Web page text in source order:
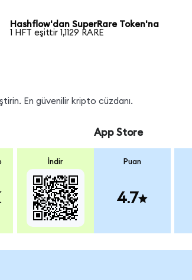
Hashflow'dan SuperRare Token'na
1 HFT eşittir 1,1129 RARE
En güvenilir kripto cüzdanı.
İndir
App Store
Puan
4.7